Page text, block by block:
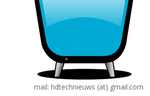
mail: hdtechnieuws (at) gmail.com